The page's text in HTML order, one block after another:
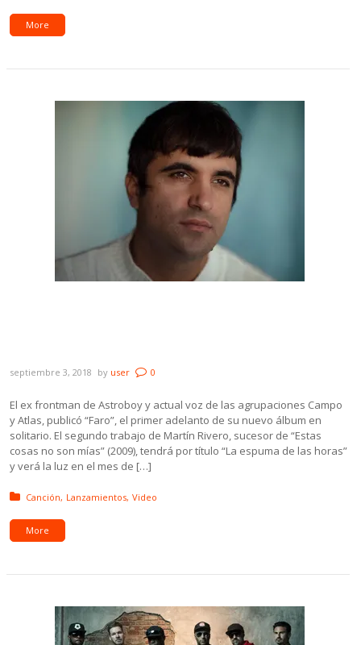
More
septiembre 3, 2018 by user 0
El ex frontman de Astroboy y actual voz de las agrupaciones Campo
y Atlas, publicó “Faro”, el primer adelanto de su nuevo álbum en
solitario. El segundo trabajo de Martín Rivero, sucesor de “Estas
cosas no son mías” (2009), tendrá por título “La espuma de las horas”
y verá la luz en el mes de […]
Posted in:
Canción Lanzamientos Video
More